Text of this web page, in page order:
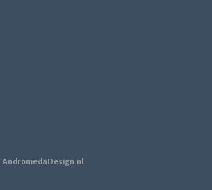
AndromedaDesign.nl